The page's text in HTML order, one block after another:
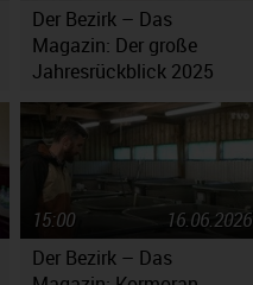
Der Bezirk – Das
Magazin: Der große
Jahresrückblick 2025
Der Bezirk – Das
16.06.2026
15:00